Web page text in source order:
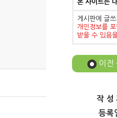
본 사이트는
게시판에 글
개인정보를
받을 수 있음
이전
작 성
등록